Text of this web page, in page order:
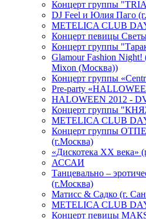
Концерт группы
DJ Feel и Юлия Паго
METELICA CLUB
Концерт певицы
Концерт группы
Glamour Fashion
Mixon (Москва))
Концерт группы
Pre-party
HALOWEEN 2012 -
Концерт группы
METELICA CLUB
Концерт группы
(г.Москва)
«Дискотека ХХ века»
АССАИ
Танцевально –
(г.Москва)
Матисс & Садко (г.
METELICA CLUB
Концерт певицы